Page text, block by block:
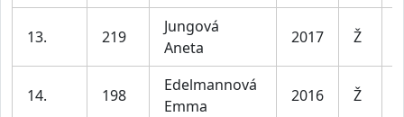
13. 219
Jungová
Aneta
2017 Ž
14. 198
Edelmannová
Emma
2016 Ž